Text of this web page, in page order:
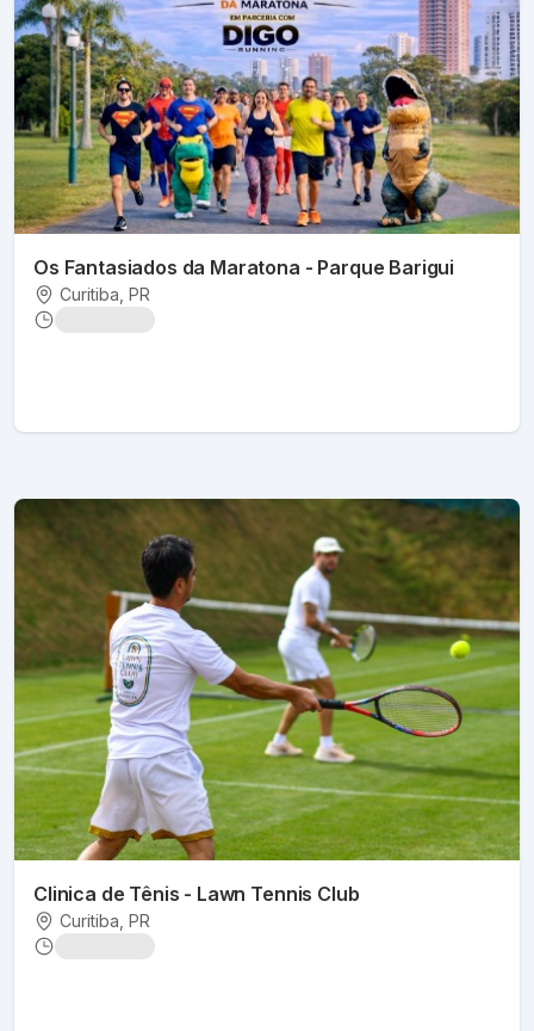
Os Fantasiados da Maratona - Parque Barigui
Curitiba, PR
Clinica de Tênis - Lawn Tennis Club
Curitiba , PR